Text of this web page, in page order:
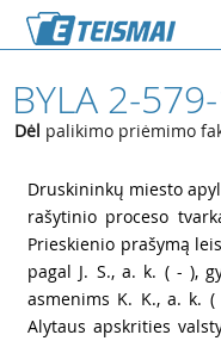
BYLA 2-
Dėl palikimo priėmimo
Druskininkų miesto
rašytinio proceso
Prieskienio prašymą
pagal J. S., a. k. ( - ),
asmenims K. K., a. k.
Alytaus apskrities